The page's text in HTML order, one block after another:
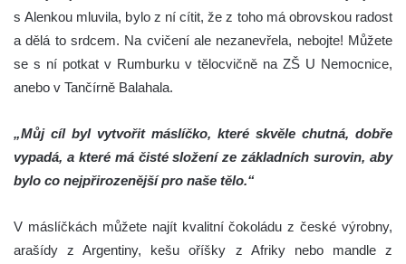
s Alenkou mluvila, bylo z ní cítit, že z toho má obrovskou radost
a dělá to srdcem. Na cvičení ale nezanevřela, nebojte! Můžete
se s ní potkat v Rumburku v tělocvičně na ZŠ U Nemocnice,
anebo v Tančírně Balahala.
„Můj cíl byl vytvořit máslíčko, které skvěle chutná, dobře
vypadá, a které má čisté složení ze základních surovin, aby
bylo co nejpřirozenější pro naše tělo.“
V máslíčkách můžete najít kvalitní čokoládu z české výrobny,
arašídy z Argentiny, kešu oříšky z Afriky nebo mandle z